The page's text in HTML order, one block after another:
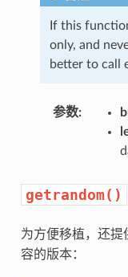
If this
only, and
better to call
参数:
getrandom()
为方便移植，还提
容的版本：